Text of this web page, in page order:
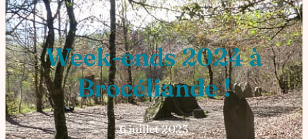
Week-ends 2024 à
Brocéliande !
6 juillet 2023